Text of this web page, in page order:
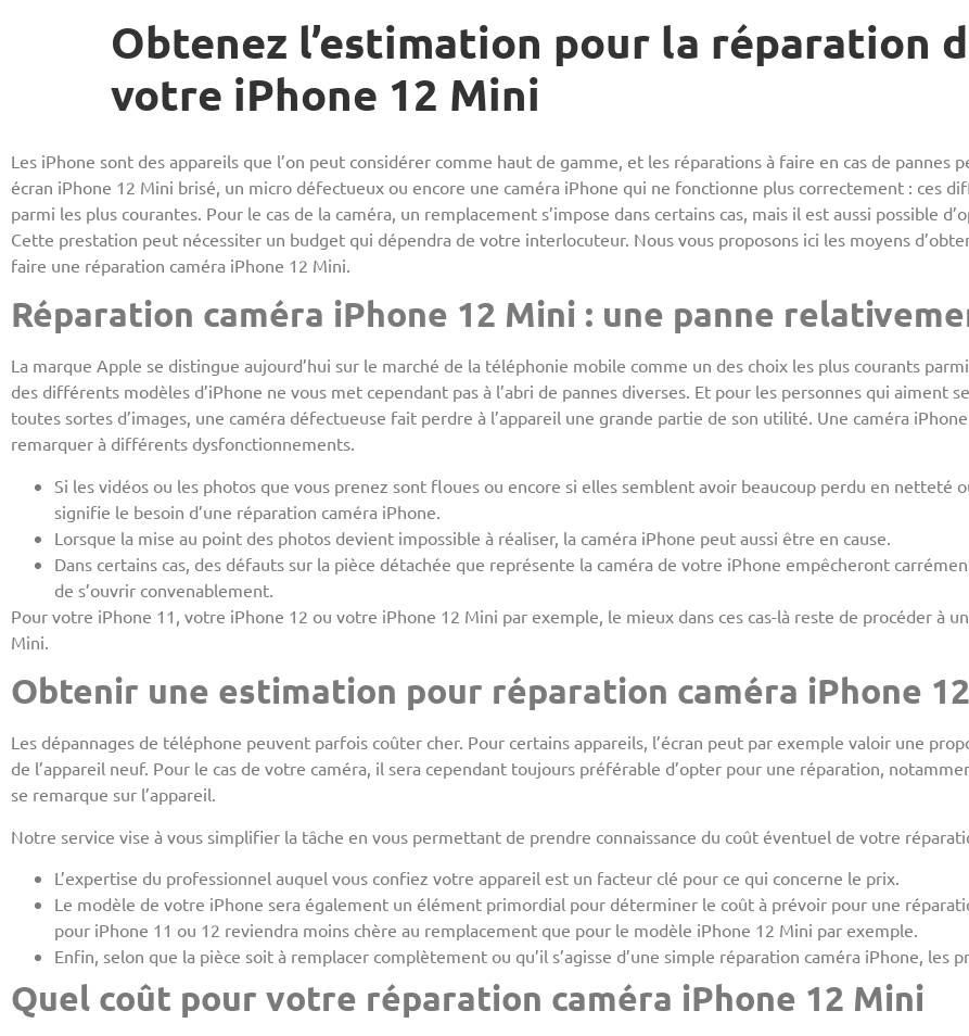
Obtenez l’estimation pour la réparation
votre iPhone 12 Mini
Les iPhone sont des appareils que l’on peut considérer comme haut de gamme, et les réparations à faire en cas de pannes
écran iPhone 12 Mini brisé, un micro défectueux ou encore une caméra iPhone qui ne fonctionne plus correctement : ces
parmi les plus courantes. Pour le cas de la caméra, un remplacement s’impose dans certains cas, mais il est aussi possible
Cette prestation peut nécessiter un budget qui dépendra de votre interlocuteur. Nous vous proposons ici les moyens
faire une réparation caméra iPhone 12 Mini.
Réparation caméra iPhone 12 Mini : une panne
La marque Apple se distingue aujourd’hui sur le marché de la téléphonie mobile comme un des choix les plus courants
des différents modèles d’iPhone ne vous met cependant pas à l’abri de pannes diverses. Et pour les personnes qui aiment
toutes sortes d’images, une caméra défectueuse fait perdre à l’appareil une grande partie de son utilité. Une caméra
remarquer à différents dysfonctionnements.
Si les vidéos ou les photos que vous prenez sont floues ou encore si elles semblent avoir beaucoup perdu en netteté
signifie le besoin d’une réparation caméra iPhone.
Lorsque la mise au point des photos devient impossible à réaliser, la caméra iPhone peut aussi être en cause.
Dans certains cas, des défauts sur la pièce détachée que représente la caméra de votre iPhone empêcheront
de s’ouvrir convenablement.
Pour votre iPhone 11, votre iPhone 12 ou votre iPhone 12 Mini par exemple, le mieux dans ces cas-là reste de procéder à
Mini.
Obtenir une estimation pour réparation caméra iPhone
Les dépannages de téléphone peuvent parfois coûter cher. Pour certains appareils, l’écran peut par exemple valoir une
de l’appareil neuf. Pour le cas de votre caméra, il sera cependant toujours préférable d’opter pour une réparation,
se remarque sur l’appareil.
Notre service vise à vous simplifier la tâche en vous permettant de prendre connaissance du coût éventuel de votre
L’expertise du professionnel auquel vous confiez votre appareil est un facteur clé pour ce qui concerne le prix.
Le modèle de votre iPhone sera également un élément primordial pour déterminer le coût à prévoir pour une
pour iPhone 11 ou 12 reviendra moins chère au remplacement que pour le modèle iPhone 12 Mini par exemple.
Enfin, selon que la pièce soit à remplacer complètement ou qu’il s’agisse d’une simple réparation caméra iPhone, les
Quel coût pour votre réparation caméra iPhone 12 Mini